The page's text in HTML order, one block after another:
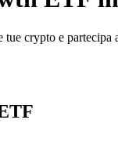
crypto e